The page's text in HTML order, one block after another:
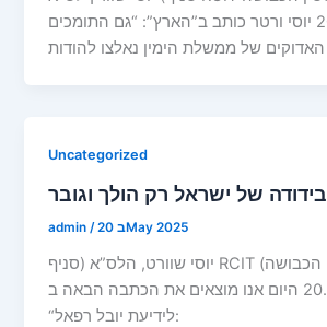
20.05.2025 יוסי ורטר כותב ב”הארץ”: “גם התומכים
האדוקים של ממשלת הימין נאלצו להודות
Uncategorized
בידודה של ישראל רק הולך וגובר
admin/ 20 בMay 2025
יוסי שוורט, הלס”א (סניף RCIT בישראל (פלסטין הכבושה)
20.05.2025 היום אנו מוצאים את הכתבה הבאה ב YNET:
“לידיעת יובל רפאל: